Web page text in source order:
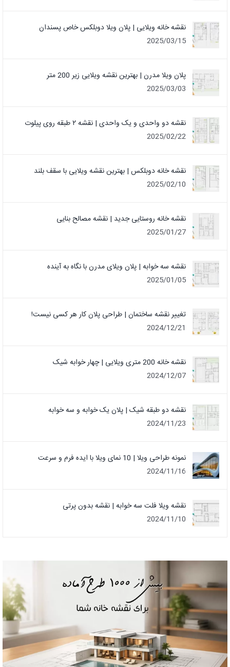
نقشه خانه ویلایی | پلان ویلا دوبلکس خاص پسندان
2025/03/15
پلان ویلا مدرن | بهترین نقشه ویلایی زیر 200 متر
2025/03/03
نقشه دو واحدی و یک واحدی | نقشه ۲ طبقه روی پیلوت
2025/02/22
نقشه خانه دوبلکس | بهترین نقشه ویلایی با سقف بلند
2025/02/10
نقشه خانه روستایی جدید | نقشه مصالح بنایی
2025/01/27
نقشه سه خوابه | پلان ویلای مدرن با نگاه به آینده
2025/01/05
تغییر نقشه ساختمان | طراحی پلان کار هر کسی نیست!
2024/12/21
نقشه خانه 200 متری ویلایی | چهار خوابه شیک
2024/12/07
نقشه دو طبقه شیک | پلان یک خوابه و سه خوابه
2024/11/23
نمونه طراحی ویلا | 10 نمای ویلا با ایده فرم و سرعت
2024/11/16
نقشه ویلا فلت سه خوابه | نقشه بدون پرتی
2024/11/10